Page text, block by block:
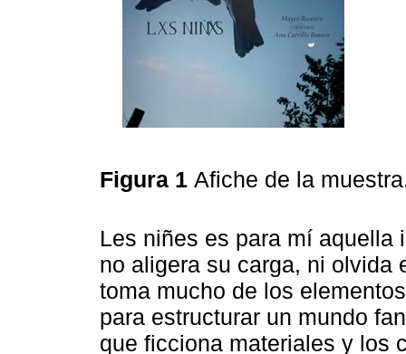
Figura 1 Afiche de la
Les niñes es para mí aquella
no aligera su carga, ni olvida
toma mucho de los
para estructurar un mundo
que ficciona materiales y los